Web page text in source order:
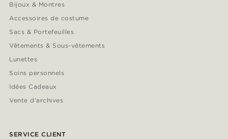
Bijoux & Montres
Accessoires de costume
Sacs & Portefeuilles
Vêtements & Sous-vêtements
Lunettes
Soins personnels
Idées Cadeaux
Vente d'archives
SERVICE CLIENT